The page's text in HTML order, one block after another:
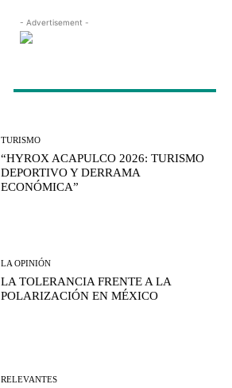
- Advertisement -
TURISMO
“HYROX ACAPULCO 2026: TURISMO
DEPORTIVO Y DERRAMA
ECONÓMICA”
LA OPINIÓN
LA TOLERANCIA FRENTE A LA
POLARIZACIÓN EN MÉXICO
RELEVANTES